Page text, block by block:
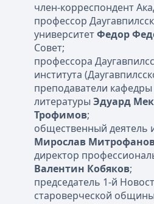
член-корреспондент
профессор
университетФедор
Совет;
профессора
института
преподаватели кафедры
литературы Эдуард
Трофимов;
общественный деятель
Мирослав
директор
Валентин Кобяков;
председатель 1-й
староверческой общины